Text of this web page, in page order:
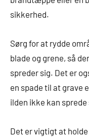
sikkerhed.
Sørg for at rydde
blade og grene, så
spreder sig. Det er
en spade til at grave
ilden ikke kan
Det er vigtigt at